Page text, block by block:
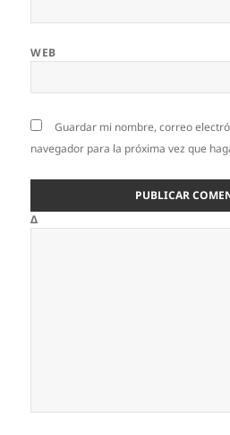
WEB
Guardar mi nombre, correo
navegador para la próxima vez que
Δ